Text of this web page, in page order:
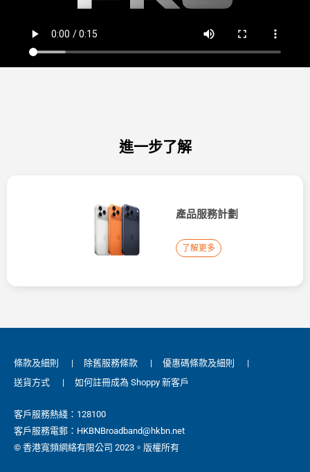
進一步了解
產品服務計劃
了解更多
條款及細則 | 除舊服務條款 | 優惠碼條款及細則
|
送貨方式
| 如何註冊成為 Shoppy 新客戶
客戶服務熱綫：128100
客戶服務電郵：HKBNBroadband@hkbn.net
© 香港寬頻網絡有限公司 2023。版權所有